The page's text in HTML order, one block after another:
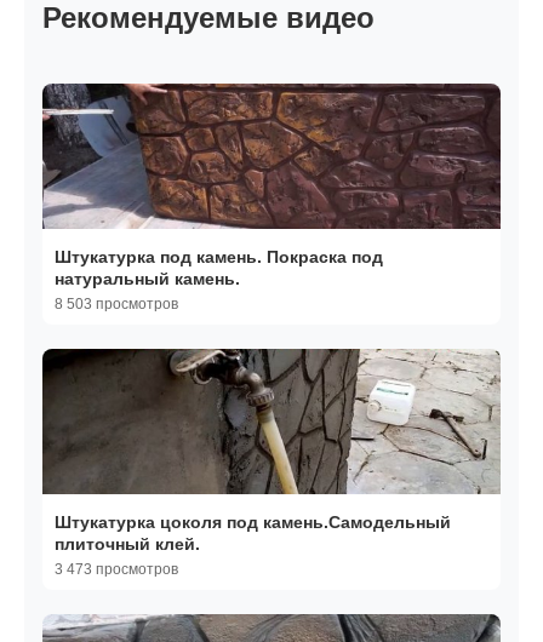
Рекомендуемые видео
Штукатурка под камень. Покраска под
натуральный камень.
8 503 просмотров
Штукатурка цоколя под камень.Самодельный
плиточный клей.
3 473 просмотров